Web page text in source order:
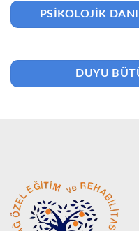
PSIKOLOJIK
DUYU